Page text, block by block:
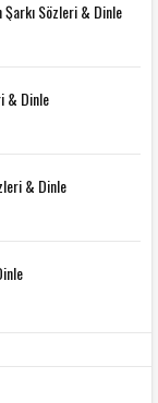
Şarkı Sözleri & Dinle
& Dinle
& Dinle